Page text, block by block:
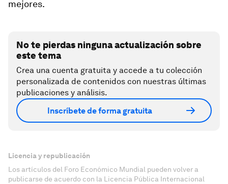
mejores.
No te pierdas ninguna actualización sobre
este tema
Crea una cuenta gratuita y accede a tu colección
personalizada de contenidos con nuestras últimas
publicaciones y análisis.
Inscríbete de forma gratuita
Licencia y republicación
Los artículos del Foro Económico Mundial pueden volver a
publicarse de acuerdo con la Licencia Pública Internacional